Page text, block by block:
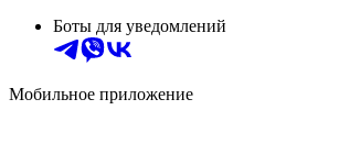
Боты для уведомлений
Мобильное приложение